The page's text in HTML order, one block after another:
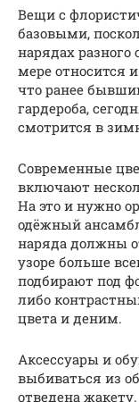
Вещи с
базовыми,
нарядах
мере относится
что ранее
гардероба,
смотрится в
Современные
включают
На это и нужно
одёжный
наряда должны
узоре больше
подбирают под
либо
цвета и деним.
Аксессуары и
выбиваться из
отведена жакету.